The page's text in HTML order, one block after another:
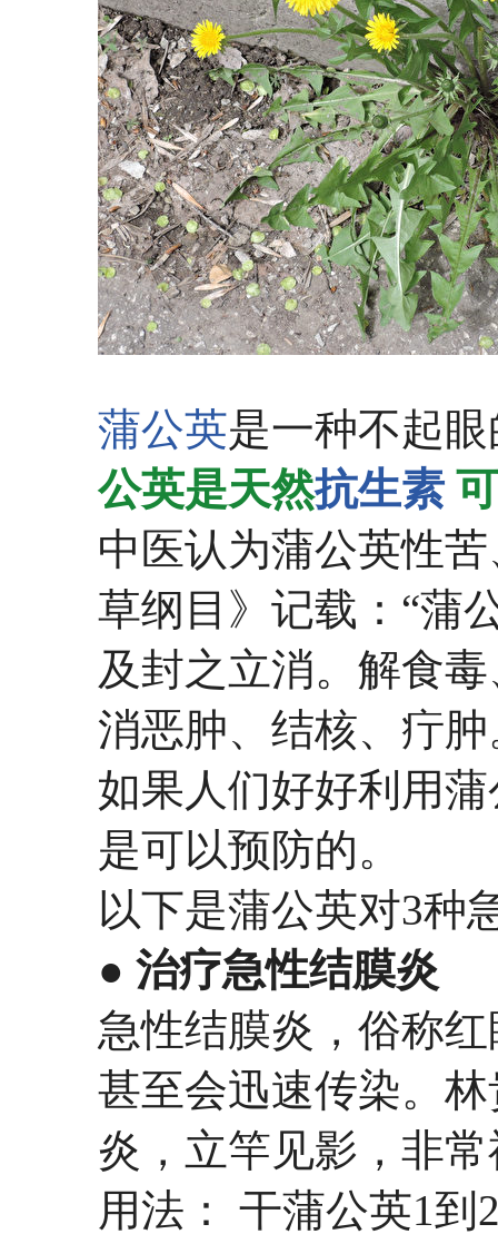
蒲公英是一种不起眼
公英是天然抗生素
中医认为蒲公英性
草纲目》记载：“蒲
及封之立消。解食
消恶肿、结核、疔
如果人们好好利用
是可以预防的。
以下是蒲公英对3种
● 治疗急性结膜炎
急性结膜炎，俗称
甚至会迅速传染。
炎，立竿见影，非
用法： 干蒲公英1